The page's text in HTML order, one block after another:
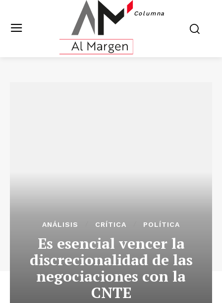
Columna
ANÁLISIS CRÍTICA POLÍTICA
Es esencial vencer la
discrecionalidad de las
negociaciones con la
CNTE